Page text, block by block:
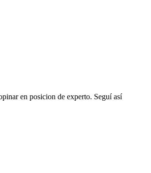
en posicion de experto. Seguí así